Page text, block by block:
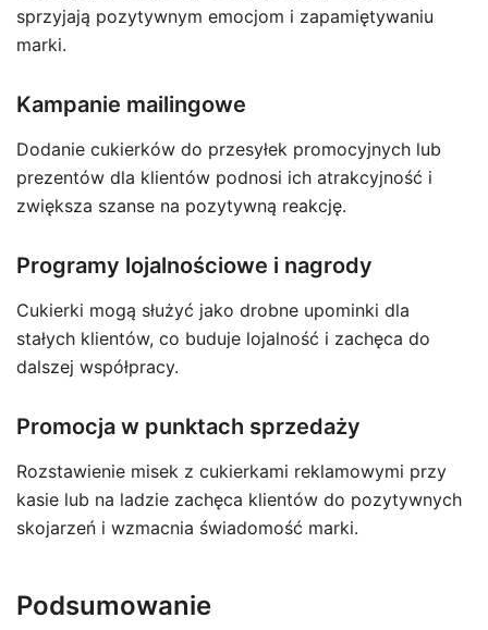
sprzyjają pozytywnym emocjom i zapamiętywaniu
marki.
Kampanie mailingowe
Dodanie cukierków do przesyłek promocyjnych lub
prezentów dla klientów podnosi ich atrakcyjność i
zwiększa szanse na pozytywną reakcję.
Programy lojalnościowe i nagrody
Cukierki mogą służyć jako drobne upominki dla
stałych klientów, co buduje lojalność i zachęca do
dalszej współpracy.
Promocja w punktach sprzedaży
Rozstawienie misek z cukierkami reklamowymi przy
kasie lub na ladzie zachęca klientów do pozytywnych
skojarzeń i wzmacnia świadomość marki.
Podsumowanie